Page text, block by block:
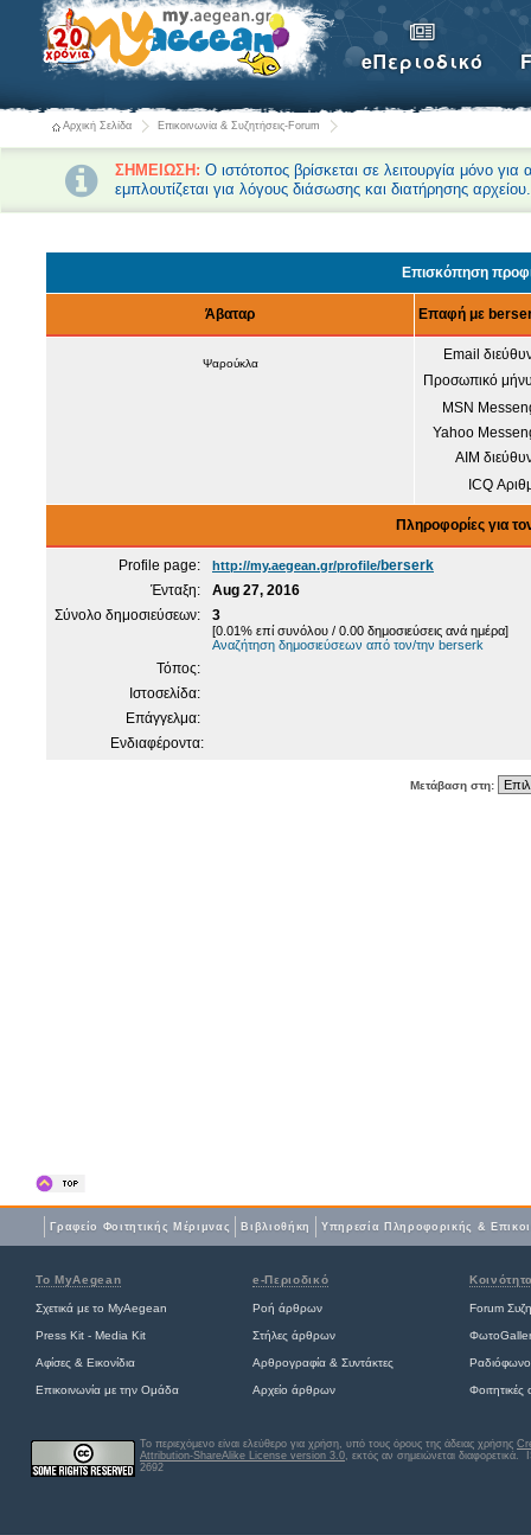
eΠεριοδικό
Αρχική Σελίδα Επικοινωνία & Συζητήσεις-Forum
ΣΗΜΕΙΩΣΗ: Ο ιστότοπος βρίσκεται σε λειτουργία μόνο
εμπλουτίζεται για λόγους διάσωσης και διατήρησης αρχείου.
Επισκόπηση
Άβαταρ Επαφή με
Ψαρούκλα
Email
Προσωπικό
MSN
Yahoo
AIM
ICQ
Πληροφορίες για
Profile page: http://my.aegean.gr/profile/berserk
Ένταξη:
Aug 27, 2016
Σύνολο δημοσιεύσεων:
3
[0.01% επί συνόλου / 0.00 δημοσιεύσεις ανά ημέρα]
Αναζήτηση δημοσιεύσεων από τον/την berserk
Τόπος:
Ιστοσελίδα:
Επάγγελμα:
Ενδιαφέροντα:
Μετάβαση στη:
Γραφείο Φοιτητικής Μέριμνας Βιβλιοθήκη Yπηρεσία Πληροφορικής &
Το MyAegean e-Περιοδικό
Σχετικά με το MyAegean Ροή άρθρων Forum
Press Kit - Media Kit Στήλες άρθρων
Αφίσες & Εικονίδια Αρθρογραφία & Συντάκτες Ραδιόφωνο
Επικοινωνία με την Ομάδα Αρχείο άρθρων
Το περιεχόμενο είναι ελεύθερο για χρήση, υπό τους όρους της άδειας χρήσης
Attribution-ShareAlike License version 3.0, εκτός αν σημειώνεται διαφορετικά.
2692